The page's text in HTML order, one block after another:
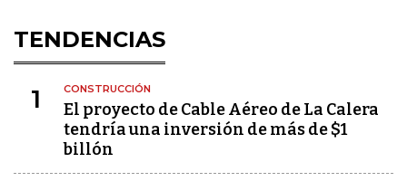
TENDENCIAS
1 CONSTRUCCIÓN
El proyecto de Cable Aéreo de La Calera
tendría una inversión de más de $1
billón